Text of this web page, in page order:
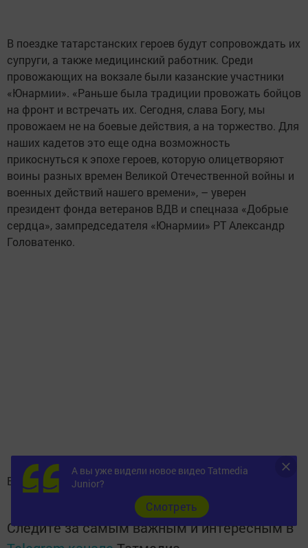
В поездке татарстанских героев будут сопровождать их
супруги, а также медицинский работник. Среди
провожающих на вокзале были казанские участники
«Юнармии». «Раньше была традиции провожать бойцов
на фронт и встречать их. Сегодня, слава Богу, мы
провожаем не на боевые действия, а на торжество. Для
наших кадетов это еще одна возможность
прикоснуться к эпохе героев, которую олицетворяют
воины разных времен Великой Отечественной войны и
военных действий нашего времени», – уверен
президент фонда ветеранов ВДВ и спецназа «Добрые
сердца», зампредседателя «Юнармии» РТ Александр
Головатенко.
В Казань герои вернутся утром 15 декабря.
Следите за самым важным и интересным в
А вы уже видели новое видео Tatmedia
Junior?
Cмотреть